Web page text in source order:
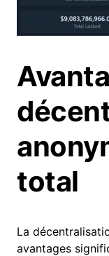
total
La
avantages